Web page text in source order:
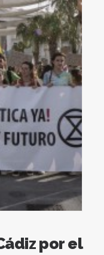
por el